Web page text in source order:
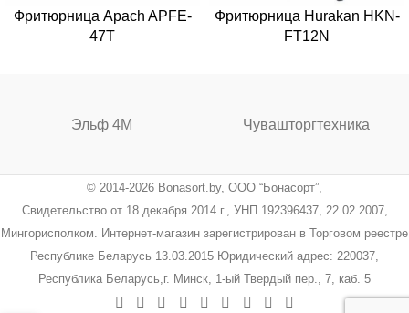
Фритюрница Apach APFE-
47T
Фритюрница Hurakan HKN-
FT12N
Эльф 4М Чувашторгтехника
© 2014-2026 Bonasort.by, ООО “Бонасорт”,
Свидетельство от 18 декабря 2014 г., УНП 192396437, 22.02.2007,
Мингорисполком. Интернет-магазин зарегистрирован в Торговом реестре
Республике Беларусь 13.03.2015 Юридический адрес: 220037,
Республика Беларусь,г. Минск, 1-ый Твердый пер., 7, каб. 5